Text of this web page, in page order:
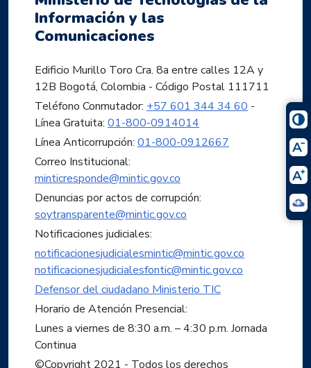
Información y las
Comunicaciones
Edificio Murillo Toro Cra. 8a entre calles 12A y
12B Bogotá, Colombia - Código Postal 111711
Teléfono Conmutador: +57 601 344 34 60 -
Línea Gratuita: 01-800-0914014
Línea Anticorrupción: 01-800-0912667
Correo Institucional:
minticresponde@mintic.gov.co
Denuncias por actos de corrupción:
soytransparente@mintic.gov.co
Notificaciones judiciales:
notificacionesjudicialesmintic@mintic.gov.co
notificacionesjudicialesfontic@mintic.gov.co
Defensor del ciudadano Ministerio TIC
Horario de Atención Presencial:
Lunes a viernes de 8:30 a.m. – 4:30 p.m. Jornada
Continua
©Copyright 2021 - Todos los derechos